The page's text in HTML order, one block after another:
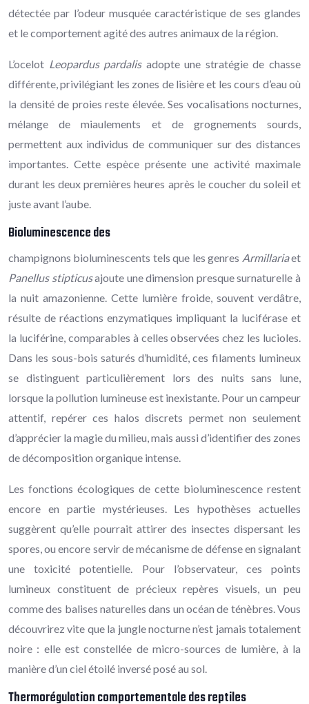
détectée par l’odeur musquée caractéristique de ses glandes
et le comportement agité des autres animaux de la région.
L’ocelot Leopardus pardalisadopte une stratégie de chasse
différente, privilégiant les zones de lisière et les cours d’eau où
la densité de proies reste élevée. Ses vocalisations nocturnes,
mélange de miaulements et de grognements sourds,
permettent aux individus de communiquer sur des distances
importantes. Cette espèce présente une activité maximale
durant les deux premières heures après le coucher du soleil et
juste avant l’aube.
Bioluminescence des
champignons bioluminescents tels que les genres Armillariaet
Panellus stipticusajoute une dimension presque surnaturelle à
la nuit amazonienne. Cette lumière froide, souvent verdâtre,
résulte de réactions enzymatiques impliquant la luciférase et
la luciférine, comparables à celles observées chez les lucioles.
Dans les sous-bois saturés d’humidité, ces filaments lumineux
se distinguent particulièrement lors des nuits sans lune,
lorsque la pollution lumineuse est inexistante. Pour un campeur
attentif, repérer ces halos discrets permet non seulement
d’apprécier la magie du milieu, mais aussi d’identifier des zones
de décomposition organique intense.
Les fonctions écologiques de cette bioluminescence restent
encore en partie mystérieuses. Les hypothèses actuelles
suggèrent qu’elle pourrait attirer des insectes dispersant les
spores, ou encore servir de mécanisme de défense en signalant
une toxicité potentielle. Pour l’observateur, ces points
lumineux constituent de précieux repères visuels, un peu
comme des balises naturelles dans un océan de ténèbres. Vous
découvrirez vite que la jungle nocturne n’est jamais totalement
noire : elle est constellée de micro-sources de lumière, à la
manière d’un ciel étoilé inversé posé au sol.
Thermorégulation comportementale des reptiles